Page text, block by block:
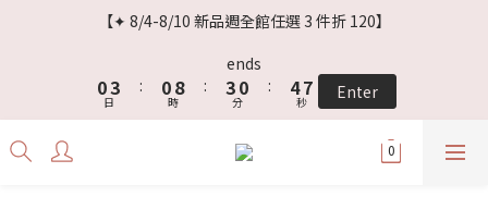
【✦ 8/4-8/10 新品週全館任選 3 件折 120】
ends
0
6
3
2
日
:
3
2
08
7
時
:
6
4
3
2
3
1
0
分
:
7
4
3
7
6
秒 Enter